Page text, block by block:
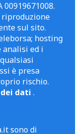
00919671008.
sul sito.
hosting
analisi ed i
è presa
rischio.
dati .
sono di